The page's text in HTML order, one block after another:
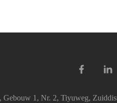
Gebouw 1, Nr. 2, Tiyuweg,